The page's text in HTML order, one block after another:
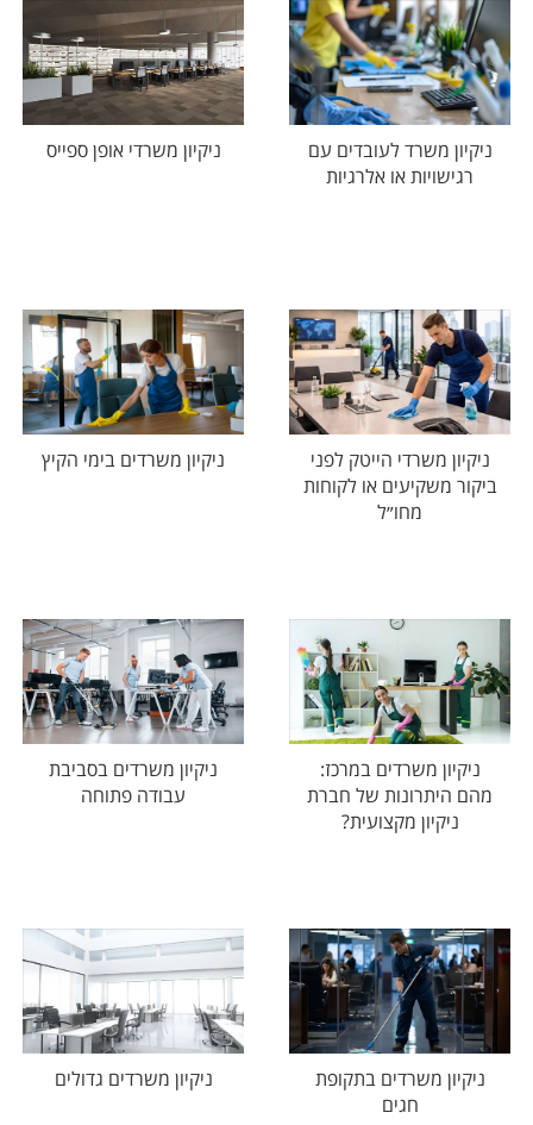
ניקיון משרד לעובדים עם
רגישויות או אלרגיות
ניקיון משרדי אופן ספייס
ניקיון משרדי הייטק לפני
ביקור משקיעים או לקוחות
מחו״ל
ניקיון משרדים בימי הקיץ
ניקיון משרדים במרכז:
מהם היתרונות של חברת
ניקיון מקצועית?
ניקיון משרדים בסביבת
עבודה פתוחה
ניקיון משרדים בתקופת
חגים
ניקיון משרדים גדולים